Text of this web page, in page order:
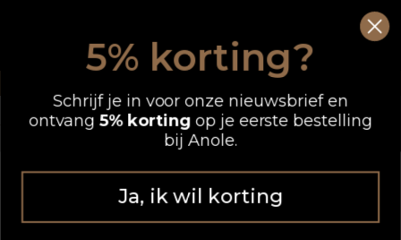
inhoud
5% korting?
Schrijf je in voor onze nieuwsbrief en
ontvang5% korting op je eerste bestelling
bij Anole.
Ja, ik wil korting